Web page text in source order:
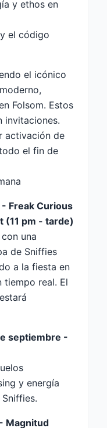
y ethos en
el código
el icónico
Folsom. Estos
invitaciones.
activación de
el fin de
Freak Curious
(11 pm - tarde)
una
de Sniffies
a la fiesta en
tiempo real. El
septiembre -
y energía
Magnitud